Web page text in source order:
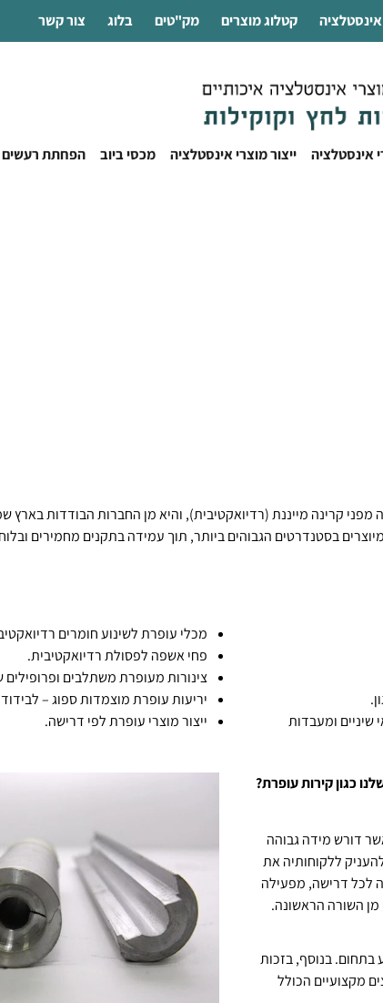
קטלוג מוצרים מק"טים בלוג צור קשר
אינסטלציה
ייצור מוצרי אינסטלציה מכסי ביוב הפחתת רעשים
מפני קרינה מייננת (רדיואקטיבית), והיא מן החברות הבודדות בארץ
בסטנדרטים הגבוהים ביותר, תוך עמידה בתקנים מחמירים
שיניים ומעבדות
מכלי עופרת לשינוע חומרים
פחי אשפה לפסולת רדיואקטיבית.
צינורות מעופרת משתלבים ופרופילים
יריעות עופרת מוצמדות ספוג –
ייצור מוצרי עופרת לפי דרישה.
כגון קירות עופרת?
דורש מידה גבוהה
ללקוחותיה את
לכל דרישה, מפעילה
השורה הראשונה.
בנוסף, בזכות
מקצועיים הכולל